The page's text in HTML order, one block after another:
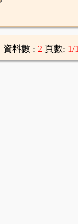
資料數 : 2 頁數: 1/